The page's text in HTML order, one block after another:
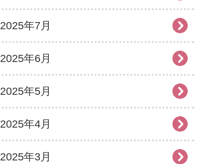
2025年7月
2025年6月
2025年5月
2025年4月
2025年3月